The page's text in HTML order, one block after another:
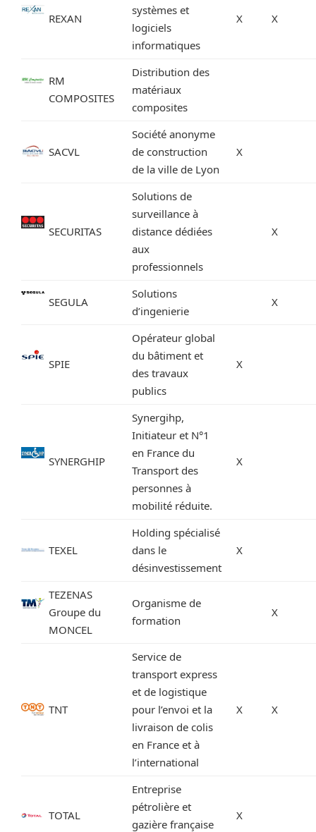
REXAN
systèmes et
logiciels
informatiques
X X
RM
COMPOSITES
Distribution des
matériaux
composites
SACVL
Société anonyme
de construction
de la ville de Lyon
X
SECURITAS
Solutions de
surveillance à
distance dédiées
aux
professionnels
X
SEGULA
Solutions
d’ingenierie
X
SPIE
Opérateur global
du bâtiment et
des travaux
publics
X
SYNERGHIP
Synergihp,
Initiateur et N°1
en France du
Transport des
personnes à
mobilité réduite.
X
TEXEL
Holding spécialisé
dans le
désinvestissement
X
TEZENAS
Groupe du
MONCEL
Organisme de
formation
X
TNT
Service de
transport express
et de logistique
pour l’envoi et la
livraison de colis
en France et à
l’international
X X
TOTAL
Entreprise
pétrolière et
gazière française
X